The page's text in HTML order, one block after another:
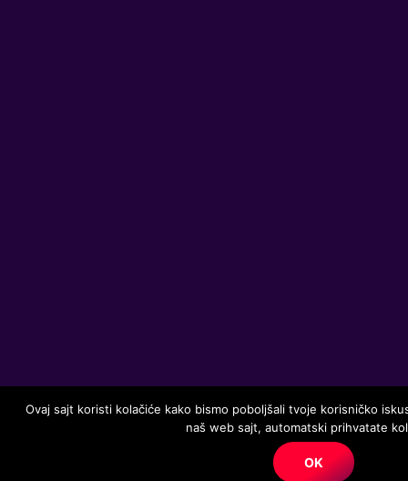
Ovaj sajt koristi kolačiće kako bismo poboljšali tvoje korisničko
naš web sajt, automatski prihvatate
OK